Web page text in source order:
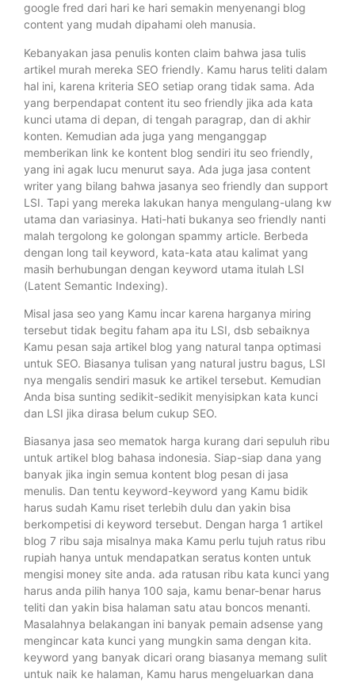
google fred dari hari ke hari semakin menyenangi blog
content yang mudah dipahami oleh manusia.
Kebanyakan jasa penulis konten claim bahwa jasa tulis
artikel murah mereka SEO friendly. Kamu harus teliti dalam
hal ini, karena kriteria SEO setiap orang tidak sama. Ada
yang berpendapat content itu seo friendly jika ada kata
kunci utama di depan, di tengah paragrap, dan di akhir
konten. Kemudian ada juga yang menganggap
memberikan link ke kontent blog sendiri itu seo friendly,
yang ini agak lucu menurut saya. Ada juga jasa content
writer yang bilang bahwa jasanya seo friendly dan support
LSI. Tapi yang mereka lakukan hanya mengulang-ulang kw
utama dan variasinya. Hati-hati bukanya seo friendly nanti
malah tergolong ke golongan spammy article. Berbeda
dengan long tail keyword, kata-kata atau kalimat yang
masih berhubungan dengan keyword utama itulah LSI
(Latent Semantic Indexing).
Misal jasa seo yang Kamu incar karena harganya miring
tersebut tidak begitu faham apa itu LSI, dsb sebaiknya
Kamu pesan saja artikel blog yang natural tanpa optimasi
untuk SEO. Biasanya tulisan yang natural justru bagus, LSI
nya mengalis sendiri masuk ke artikel tersebut. Kemudian
Anda bisa sunting sedikit-sedikit menyisipkan kata kunci
dan LSI jika dirasa belum cukup SEO.
Biasanya jasa seo mematok harga kurang dari sepuluh ribu
untuk artikel blog bahasa indonesia. Siap-siap dana yang
banyak jika ingin semua kontent blog pesan di jasa
menulis. Dan tentu keyword-keyword yang Kamu bidik
harus sudah Kamu riset terlebih dulu dan yakin bisa
berkompetisi di keyword tersebut. Dengan harga 1 artikel
blog 7 ribu saja misalnya maka Kamu perlu tujuh ratus ribu
rupiah hanya untuk mendapatkan seratus konten untuk
mengisi money site anda. ada ratusan ribu kata kunci yang
harus anda pilih hanya 100 saja, kamu benar-benar harus
teliti dan yakin bisa halaman satu atau boncos menanti.
Masalahnya belakangan ini banyak pemain adsense yang
mengincar kata kunci yang mungkin sama dengan kita.
keyword yang banyak dicari orang biasanya memang sulit
untuk naik ke halaman, Kamu harus mengeluarkan dana